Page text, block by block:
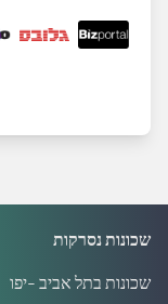
שכונות נסרקות
שכונות בתל אביב -יפו